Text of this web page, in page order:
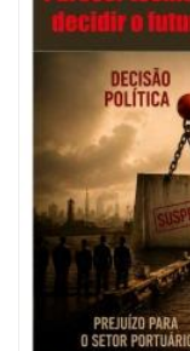
ITAJAÍ